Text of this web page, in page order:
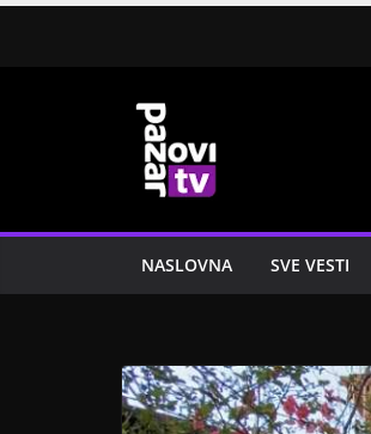
NASLOVNA SVE VESTI